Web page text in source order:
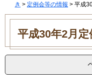
き > 定例会等の情報 > 平成
本
平成30年2月定